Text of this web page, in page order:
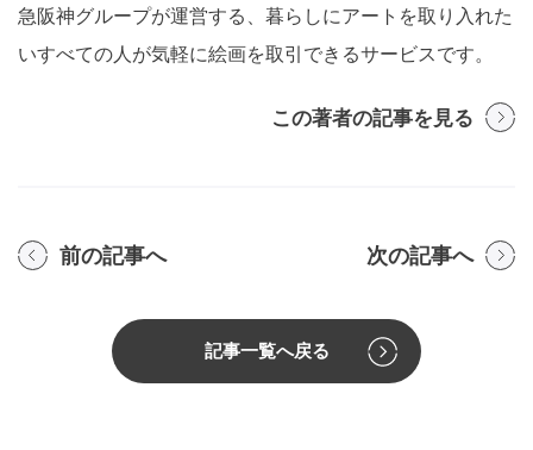
急阪神グループが運営する、暮らしにアートを取り入れた
いすべての人が気軽に絵画を取引できるサービスです。
この著者の記事を見る
前の記事へ 次の記事へ
記事一覧へ戻る